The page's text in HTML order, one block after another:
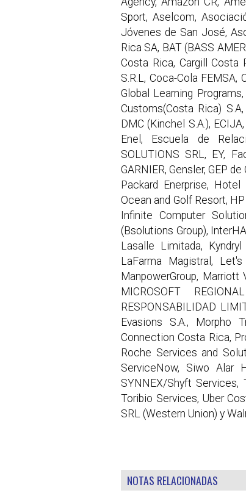
Sport, Aselcom,
Jóvenes de San José,
Rica SA, BAT (BASS
Costa Rica, Cargill Costa
S.R.L, Coca-Cola
Global Learning
Customs(Costa Rica)
DMC (Kinchel S.A.),
Enel, Escuela de
SOLUTIONS SRL, EY,
GARNIER, Gensler, GEP
Packard Enerprise,
Ocean and Golf Resort,
Infinite Computer
(Bsolutions Group),
Lasalle Limitada,
LaFarma Magistral,
ManpowerGroup,
MICROSOFT
RESPONSABILIDAD
Evasions S.A., Morpho
Connection Costa Rica,
Roche Services and
ServiceNow, Siwo Alar
SYNNEX/Shyft Services,
Toribio Services, Uber
SRL (Western Union) y
NOTAS RELACIONADAS